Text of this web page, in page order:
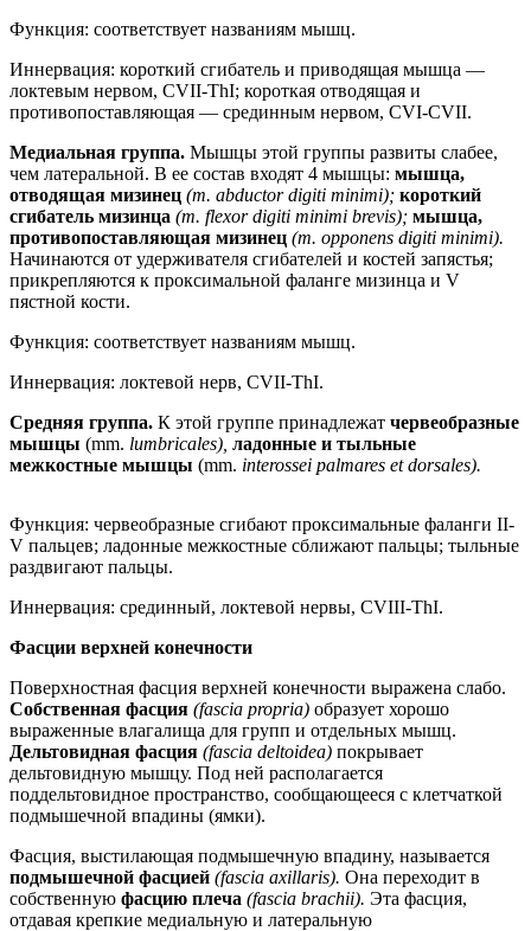
Функция: соответствует названиям мышц.
Иннервация: короткий сгибатель и приводящая мышца —
локтевым нервом, CVII-ThI; короткая отводящая и
противопоставляющая — срединным нервом, CVI-CVII.
Медиальная группа. Мышцы этой группы развиты слабее,
чем латеральной. В ее состав входят 4 мышцы: мышца,
отводящая мизинец (m. abductor digiti minimi); короткий
сгибатель мизинца (m. flexor digiti minimi brevis); мышца,
противопоставляющая мизинец (m. opponens digiti minimi).
Начинаются от удерживателя сгибателей и костей запястья;
прикрепляются к проксимальной фаланге мизинца и V
пястной кости.
Функция: соответствует названиям мышц.
Иннервация: локтевой нерв, CVII-ThI.
Средняя группа. К этой группе принадлежат червеобразные
мышцы (mm. lumbricales), ладонные и тыльные
межкостные мышцы (mm. interossei palmares et dorsales).
Функция: червеобразные сгибают проксимальные фаланги II-
V пальцев; ладонные межкостные сближают пальцы; тыльные
раздвигают пальцы.
Иннервация: срединный, локтевой нервы, CVIII-ThI.
Фасции верхней конечности
Поверхностная фасция верхней конечности выражена слабо.
Собственная фасция (fascia propria) образует хорошо
выраженные влагалища для групп и отдельных мышц.
Дельтовидная фасция (fascia deltoidea) покрывает
дельтовидную мышцу. Под ней располагается
поддельтовидное пространство, сообщающееся с клетчаткой
подмышечной впадины (ямки).
Фасция, выстилающая подмышечную впадину, называется
подмышечной фасцией (fascia axillaris). Она переходит в
собственную фасцию плеча (fascia brachii). Эта фасция,
отдавая крепкие медиальную и латеральную